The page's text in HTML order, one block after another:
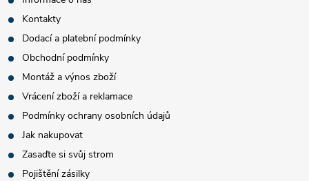
Kontakty
Dodací a platební podmínky
Obchodní podmínky
Montáž a výnos zboží
Vrácení zboží a reklamace
Podmínky ochrany osobních údajů
Jak nakupovat
Zasaďte si svůj strom
Pojištění zásilky